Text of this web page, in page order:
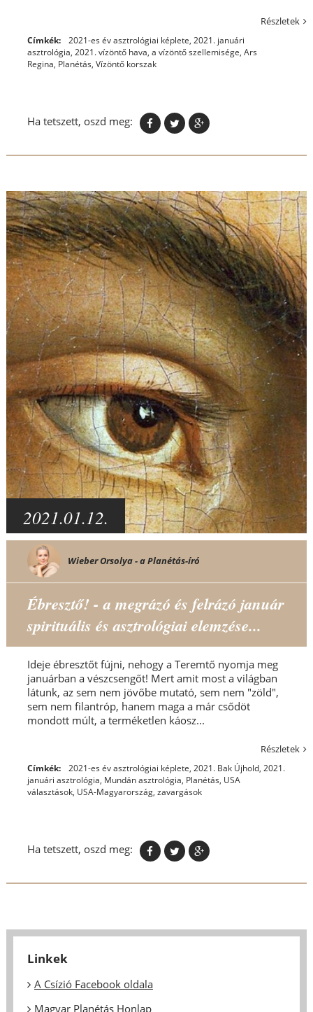
Részletek
Címkék: 2021-es év asztrológiai képlete, 2021. januári
asztrológia, 2021. vízöntő hava, a vízöntő szellemisége, Ars
Regina, Planétás, Vízöntő korszak
Ha tetszett, oszd meg:
2021.01.12.
Wieber Orsolya - a Planétás-író
Ébresztő! - a megrázó és felrázó január
spirituális és asztrológiai elemzése...
Ideje ébresztőt fújni, nehogy a Teremtő nyomja meg
januárban a vészcsengőt! Mert amit most a világban
látunk, az sem nem jövőbe mutató, sem nem "zöld",
sem nem filantróp, hanem maga a már csődöt
mondott múlt, a terméketlen káosz...
Részletek
Címkék: 2021-es év asztrológiai képlete, 2021. Bak Újhold, 2021.
januári asztrológia, Mundán asztrológia, Planétás, USA
választások, USA-Magyarország, zavargások
Ha tetszett, oszd meg:
Linkek
A Csízió Facebook oldala
Magyar Planétás Honlap